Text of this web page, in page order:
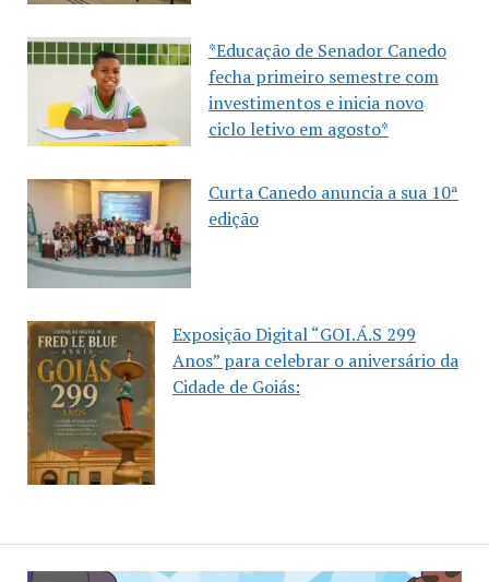
*Educação de Senador Canedo
fecha primeiro semestre com
investimentos e inicia novo
ciclo letivo em agosto*
Curta Canedo anuncia a sua 10ª
edição
Exposição Digital “GOI.Á.S 299
Anos” para celebrar o aniversário da
Cidade de Goiás: